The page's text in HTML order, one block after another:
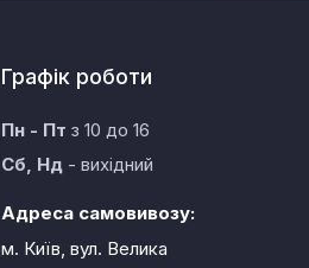
Графік роботи
Пн - Пт з 10 до 16
Сб, Нд- вихідний
Адреса самовивозу:
м. Київ, вул. Велика